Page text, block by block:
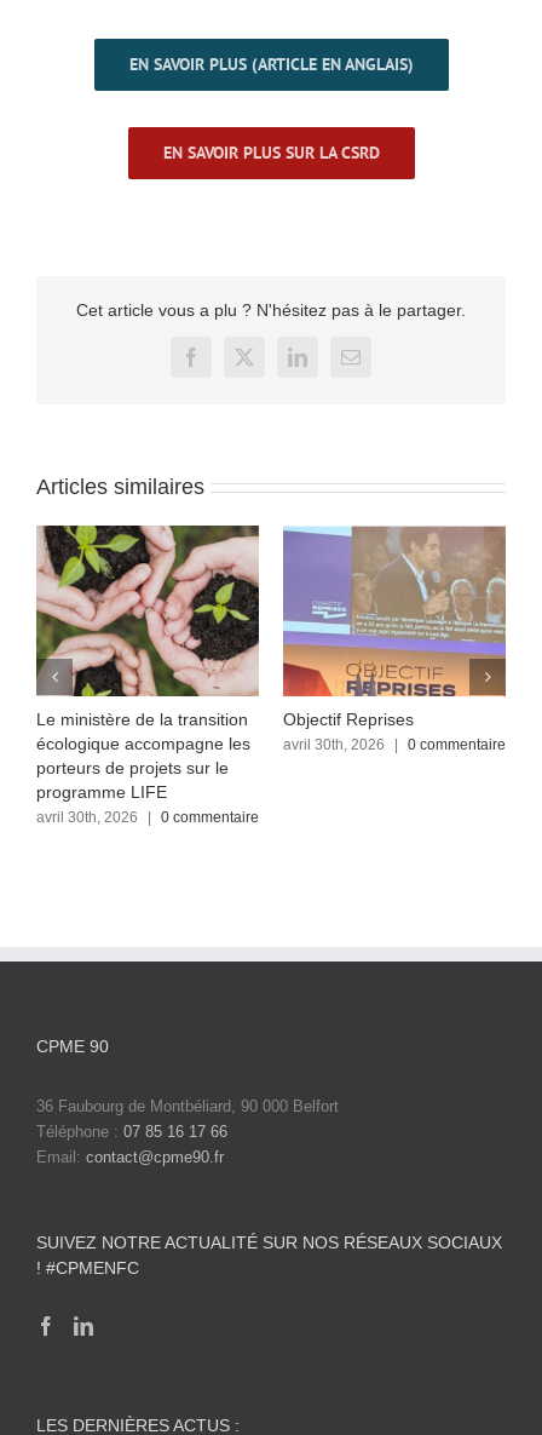
EN SAVOIR PLUS (ARTICLE EN ANGLAIS)
EN SAVOIR PLUS SUR LA CSRD
Cet article vous a plu ? N'hésitez pas à le partager.
Facebook
X LinkedInEmail
Articles similaires
Le ministère de la transition
écologique accompagne les
porteurs de projets sur le
programme LIFE
avril 30th, 2026 0 commentaire
Objectif Reprises
avril 30th, 2026 0 commentaire
CPME 90
36 Faubourg de Montbéliard, 90 000 Belfort
Téléphone : 07 85 16 17 66
Email: contact@cpme90.fr
SUIVEZ NOTRE ACTUALITÉ SUR NOS RÉSEAUX SOCIAUX
! #CPMENFC
LES DERNIÈRES ACTUS :